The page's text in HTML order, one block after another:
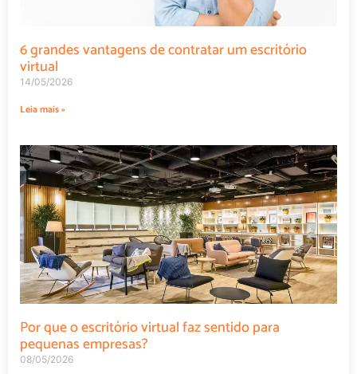
6 grandes vantagens de contratar um escritório
virtual
14/05/2026
Leia mais »
Por que o escritório virtual faz sentido para
pequenas empresas?
08/05/2026